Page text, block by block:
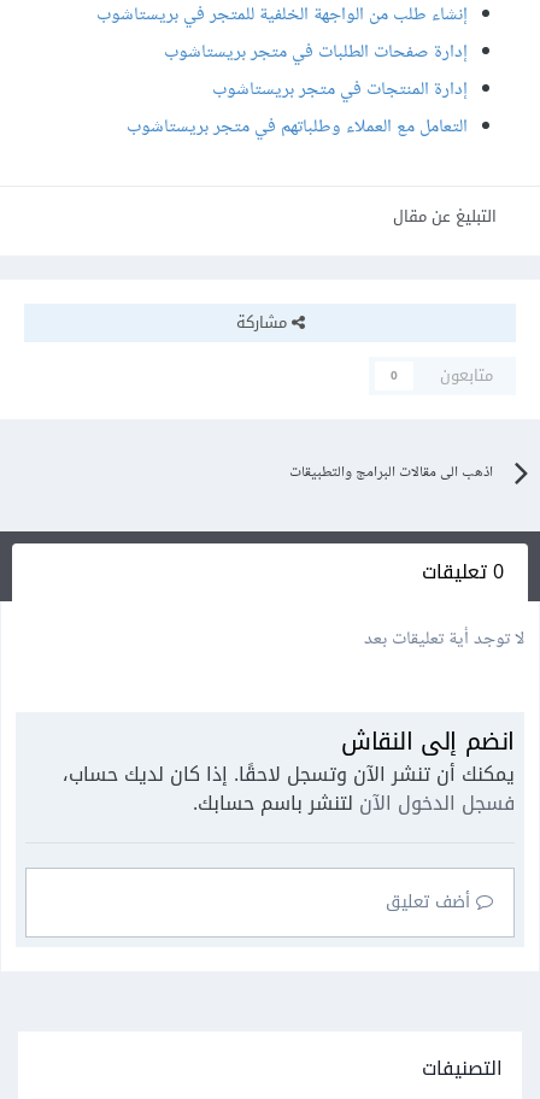
إنشاء طلب من الواجهة الخلفية للمتجر في بريستاشوب
إدارة صفحات الطلبات في متجر بريستاشوب
إدارة المنتجات في متجر بريستاشوب
التعامل مع العملاء وطلباتهم في متجر بريستاشوب
التبليغ عن مقال
مشاركة
متابعون
0
اذهب الى مقالات البرامج والتطبيقات
0 تعليقات
لا توجد أية تعليقات بعد
انضم إلى النقاش
يمكنك أن تنشر الآن وتسجل لاحقًا. إذا كان لديك حساب،
فسجل الدخول الآن لتنشر باسم حسابك.
أضف تعليق
التصنيفات